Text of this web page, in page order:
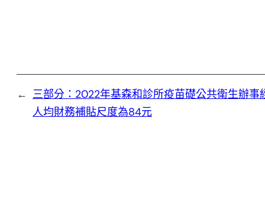
← 三部分：2022年基森和診所疫苗礎公共衛生辦事
人均財務補貼尺度為84元